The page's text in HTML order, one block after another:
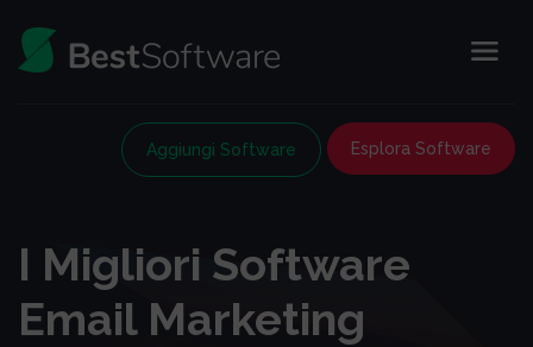
Esplora Software
Aggiungi Software
I Migliori Software
Email Marketing